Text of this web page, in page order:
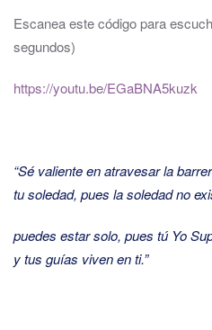
Escanea este código para
segundos)
https://youtu.be/EGaBNA5kuzk
“Sé valiente en atravesar la
tu soledad, pues la soledad no
puedes estar solo, pues tú Yo
y tus guías viven en ti.”